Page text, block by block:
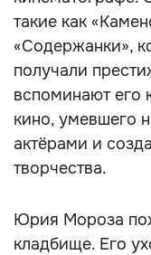
такие как
«Содержанки»,
получали
вспоминают его
кино, умевшего
актёрами и
творчества.
Юрия Мороза
кладбище. Его